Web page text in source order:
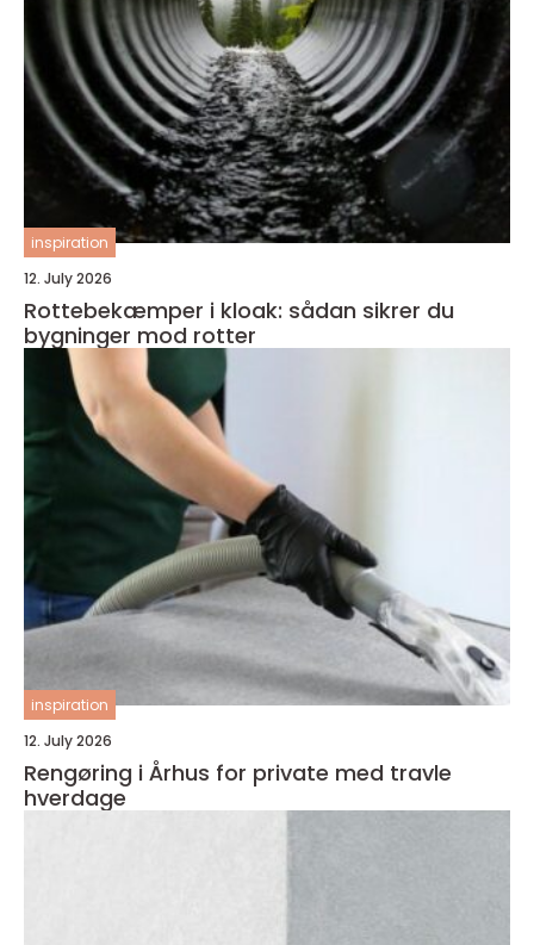
inspiration
12. July 2026
Rottebekæmper i kloak: sådan sikrer du
bygninger mod rotter
inspiration
12. July 2026
Rengøring i Århus for private med travle
hverdage